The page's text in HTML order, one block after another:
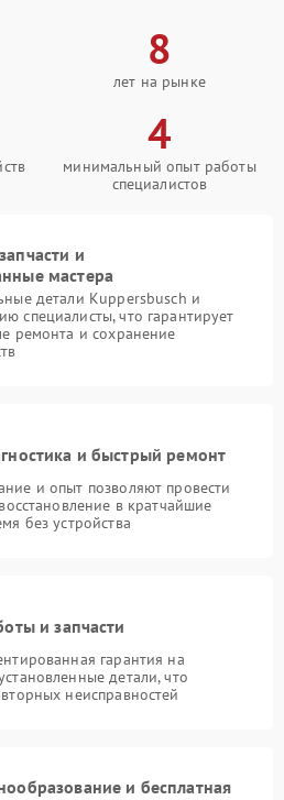
8
лет на рынке
4
минимальный опыт работы
специалистов
и
мастера
детали Kuppersbusch и
специалисты, что гарантирует
ремонта и сохранение
и быстрый ремонт
и опыт позволяют провести
в кратчайшие
без устройства
и запчасти
гарантия на
детали, что
неисправностей
и бесплатная